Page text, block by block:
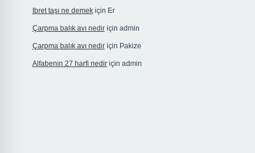
Ibret taşı ne demekiçin Er
Çarpma balık avı nediriçin admin
Çarpma balık avı nediriçin Pakize
Alfabenin 27 harfi nediriçin admin